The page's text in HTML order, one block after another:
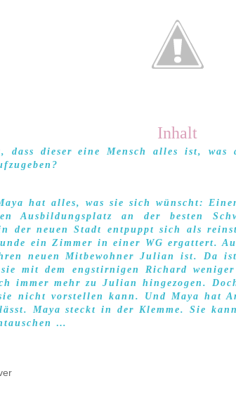
Inhalt
dass dieser eine Mensch alles ist,
hat alles, was sie sich wünscht:
Ausbildungsplatz an der besten
in der neuen Stadt entpuppt sich als
ein Zimmer in einer WG ergattert.
neuen Mitbewohner Julian ist. Da
mit dem engstirnigen Richard
immer mehr zu Julian hingezogen.
nicht vorstellen kann. Und Maya hat
Maya steckt in der Klemme. Sie
…